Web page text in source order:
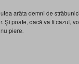
arăta demni de
Şi poate, dacă va fi cazul,
piere.